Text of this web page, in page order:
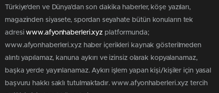
Türkiye'den ve Dünya’dan son dakika haberler, köşe yazıları,
magazinden siyasete, spordan seyahate bütün konuların tek
adresiwww.afyonhaberleri.xyz platformunda;
www.afyonhaberleri.xyz haber içerikleri kaynak gösterilmeden
alıntı yapılamaz, kanuna aykırı ve izinsiz olarak kopyalanamaz,
başka yerde yayınlanamaz. Aykırı işlem yapan kişi/kişiler için yasal
başvuru hakkı saklı tutulmaktadır. www.afyonhaberleri.xyz tercih